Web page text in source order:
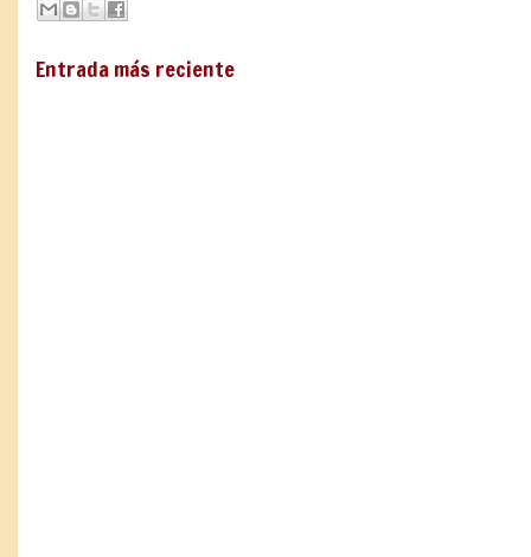
Entrada más reciente